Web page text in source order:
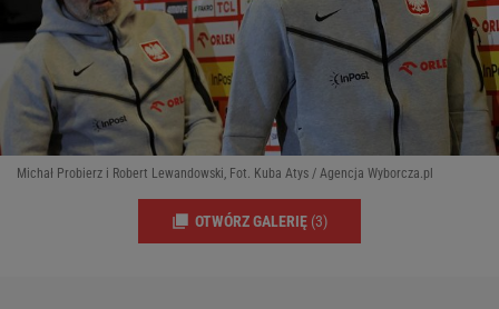
Michał Probierz i Robert Lewandowski, Fot. Kuba Atys / Agencja Wyborcza.pl
OTWÓRZ GALERIĘ (3)